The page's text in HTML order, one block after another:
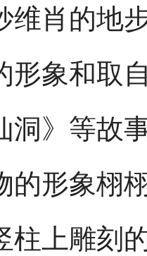
维肖的地
形象和取
洞》等故
的形象栩
柱上雕刻